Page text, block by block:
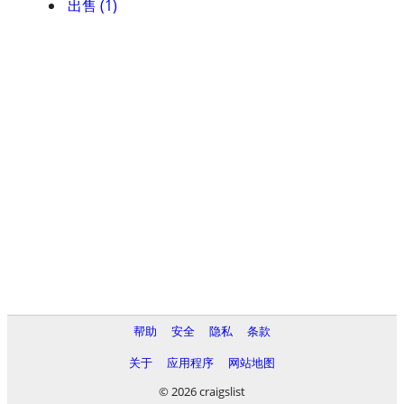
出售 (1)
帮助 安全 隐私
条款
关于
应用程序
网站地图
© 2026 craigslist